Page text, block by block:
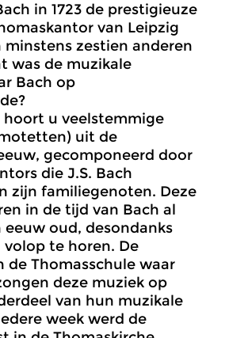
in 1723 de prestigieuze
van Leipzig
minstens zestien anderen
was de muzikale
Bach op
u veelstemmige
uit de
gecomponeerd door
die J.S. Bach
zijn familiegenoten. Deze
in de tijd van Bach al
eeuw oud, desondanks
te horen. De
de Thomasschule waar
deze muziek op
van hun muzikale
week werd de